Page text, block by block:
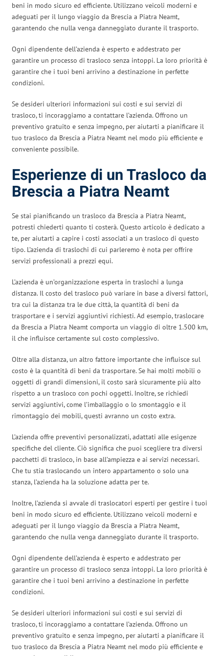
beni in modo sicuro ed efficiente. Utilizzano veicoli moderni e
adeguati per il lungo viaggio da Brescia a Piatra Neamt,
garantendo che nulla venga danneggiato durante il trasporto.
Ogni dipendente dell’azienda è esperto e addestrato per
garantire un processo di trasloco senza intoppi. La loro priorità è
garantire che i tuoi beni arrivino a destinazione in perfette
condizioni.
Se desideri ulteriori informazioni sui costi e sui servizi di
trasloco, ti incoraggiamo a contattare l’azienda. Offrono un
preventivo gratuito e senza impegno, per aiutarti a pianificare il
tuo trasloco da Brescia a Piatra Neamt nel modo più efficiente e
conveniente possibile.
Esperienze di un Trasloco da
Brescia a Piatra Neamt
Se stai pianificando un trasloco da Brescia a Piatra Neamt,
potresti chiederti quanto ti costerà. Questo articolo è dedicato a
te, per aiutarti a capire i costi associati a un trasloco di questo
tipo. L’azienda di traslochi di cui parleremo è nota per offrire
servizi professionali a prezzi equi.
L’azienda è un’organizzazione esperta in traslochi a lunga
distanza. Il costo del trasloco può variare in base a diversi fattori,
tra cui la distanza tra le due città, la quantità di beni da
trasportare e i servizi aggiuntivi richiesti. Ad esempio, traslocare
da Brescia a Piatra Neamt comporta un viaggio di oltre 1.500 km,
il che influisce certamente sul costo complessivo.
Oltre alla distanza, un altro fattore importante che influisce sul
costo è la quantità di beni da trasportare. Se hai molti mobili o
oggetti di grandi dimensioni, il costo sarà sicuramente più alto
rispetto a un trasloco con pochi oggetti. Inoltre, se richiedi
servizi aggiuntivi, come l’imballaggio o lo smontaggio e il
rimontaggio dei mobili, questi avranno un costo extra.
L’azienda offre preventivi personalizzati, adattati alle esigenze
specifiche del cliente. Ciò significa che puoi scegliere tra diversi
pacchetti di trasloco, in base all’ampiezza e ai servizi necessari.
Che tu stia traslocando un intero appartamento o solo una
stanza, l’azienda ha la soluzione adatta per te.
Inoltre, l’azienda si avvale di traslocatori esperti per gestire i tuoi
beni in modo sicuro ed efficiente. Utilizzano veicoli moderni e
adeguati per il lungo viaggio da Brescia a Piatra Neamt,
garantendo che nulla venga danneggiato durante il trasporto.
Ogni dipendente dell’azienda è esperto e addestrato per
garantire un processo di trasloco senza intoppi. La loro priorità è
garantire che i tuoi beni arrivino a destinazione in perfette
condizioni.
Se desideri ulteriori informazioni sui costi e sui servizi di
trasloco, ti incoraggiamo a contattare l’azienda. Offrono un
preventivo gratuito e senza impegno, per aiutarti a pianificare il
tuo trasloco da Brescia a Piatra Neamt nel modo più efficiente e